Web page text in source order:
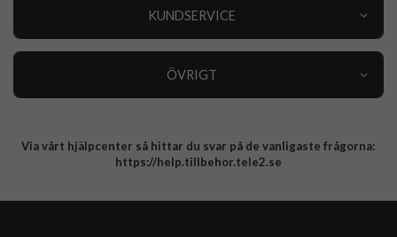
KUNDSERVICE
ÖVRIGT
Integritetspolicy
Via vårt hjälpcenter så hittar du svar på de vanligaste frågorna:
https://help.tillbehor.tele2.se